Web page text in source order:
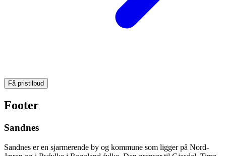
Få pristilbud
Footer
Sandnes
Sandnes er en sjarmerende by og kommune som ligger på Nord-